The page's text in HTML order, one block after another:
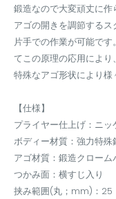
鍛造なので大変頑丈に作
アゴの開きを調節するス
片手での作業が可能です。
てこの原理の応用により
特殊なアゴ形状により様
【仕様】
プライヤー仕上げ：ニ
ボディー材質：強力特殊
アゴ材質：鍛造クローム
つかみ面：横すじ入り
挟み範囲(丸；mm)：25